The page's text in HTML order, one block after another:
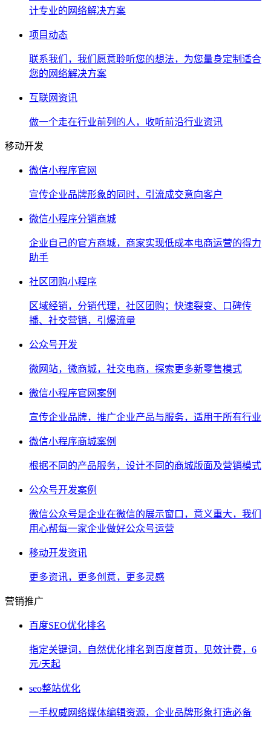
计专业的网络解决方案
项目动态
联系我们，我们愿意聆听您的想法，为您量身定制适合
您的网络解决方案
互联网资讯
做一个走在行业前列的人，收听前沿行业资讯
移动开发
微信小程序官网
宣传企业品牌形象的同时，引流成交意向客户
微信小程序分销商城
企业自己的官方商城，商家实现低成本电商运营的得力
助手
社区团购小程序
区域经销，分销代理，社区团购；快速裂变、口碑传
播、社交营销，引爆流量
公众号开发
微网站，微商城，社交电商，探索更多新零售模式
微信小程序官网案例
宣传企业品牌，推广企业产品与服务，适用于所有行业
微信小程序商城案例
根据不同的产品服务，设计不同的商城版面及营销模式
公众号开发案例
微信公众号是企业在微信的展示窗口，意义重大，我们
用心帮每一家企业做好公众号运营
移动开发资讯
更多资讯，更多创意，更多灵感
营销推广
百度SEO优化排名
指定关键词，自然优化排名到百度首页，见效计费，6
元/天起
seo整站优化
一手权威网络媒体编辑资源，企业品牌形象打造必备